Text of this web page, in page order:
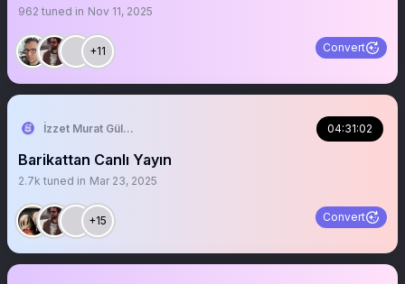
962 tuned in Nov 11, 2025
+11 Convert
İzzet Murat Güler 04:31:02
Barikattan Canlı Yayın
2.7k tuned in Mar 23, 2025
+15 Convert